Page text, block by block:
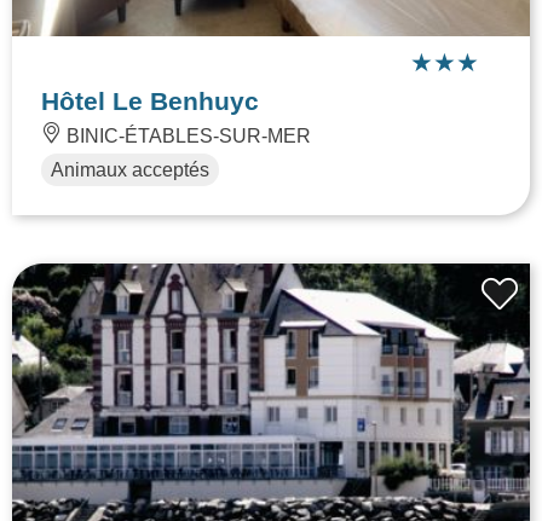
Hôtel Le Benhuyc
BINIC-ÉTABLES-SUR-MER
Animaux acceptés